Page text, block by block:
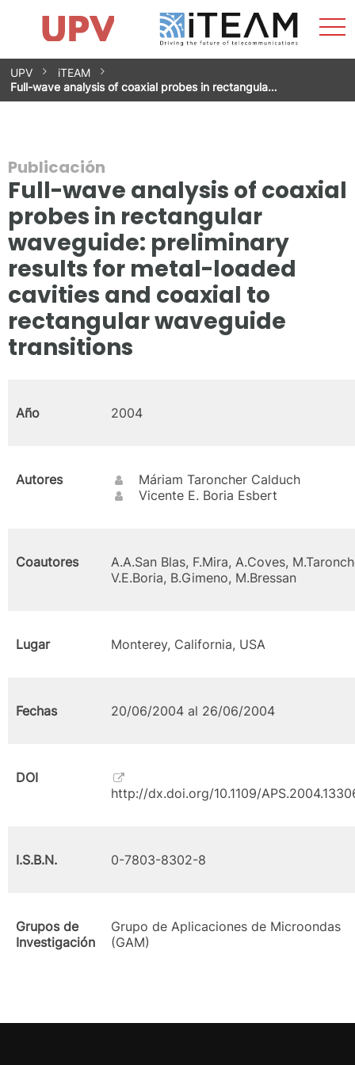
Saltar
contenido
Impacto
Grupos de investigación
Instalaciones
Spin-offs
Contacto
Prácticas
Noticias
Unidad de Igualdad
UPV
iTEAM
Full-wave analysis of coaxial probes in rectangula…
Publicación
Full-wave analysis of coaxial
probes in rectangular
waveguide: preliminary
results for metal-loaded
cavities and coaxial to
rectangular waveguide
transitions
Año 2004
Autores
Máriam Taroncher Calduch
Vicente E. Boria Esbert
Coautores
A.A.San Blas, F.Mira, A.Coves,
V.E.Boria, B.Gimeno, M.Bressan
Lugar Monterey, California, USA
Fechas 20/06/2004 al 26/06/2004
DOI
http://dx.doi.org/10.1109/
I.S.B.N. 0-7803-8302-8
Grupos de
Investigación
Grupo de Aplicaciones de Microondas
(GAM)